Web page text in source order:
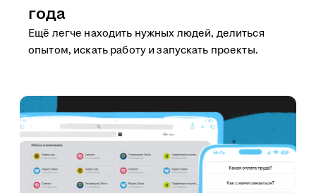
года
Ещё легче находить нужных людей, делиться
опытом, искать работу и запускать проекты.